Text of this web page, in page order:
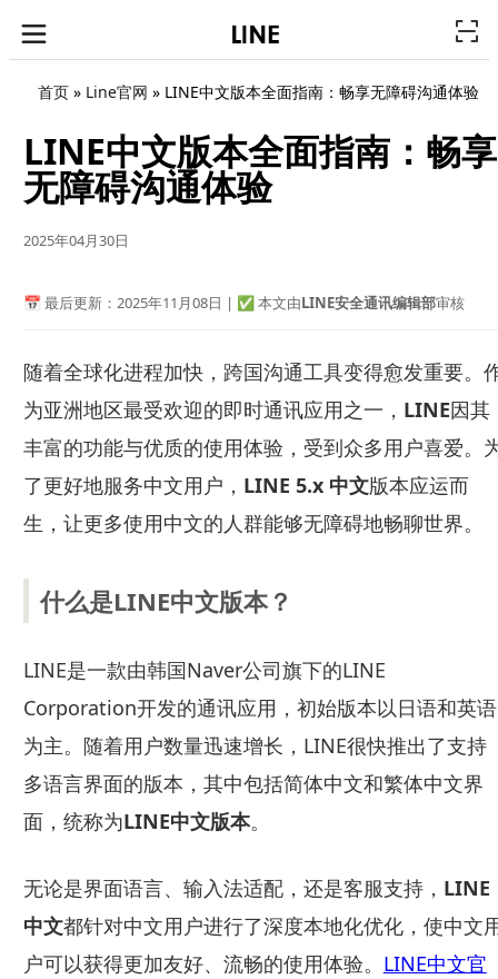
首页» Line官网 » LINE中文版本全面指南：畅享无障碍沟通体验
LINE中文版本全面指南：畅享
无障碍沟通体验
2025年04月30日
📅 最后更新：2025年11月08日 | ✅ 本文由LINE安全通讯编辑部审核
随着全球化进程加快，跨国沟通工具变得愈发重要。
为亚洲地区最受欢迎的即时通讯应用之一， LINE因其
丰富的功能与优质的使用体验，受到众多用户喜爱。
了更好地服务中文用户， LINE 5.x 中文版本应运而
生，让更多使用中文的人群能够无障碍地畅聊世界。
什么是LINE中文版本？
LINE是一款由韩国Naver公司旗下的LINE
Corporation开发的通讯应用，初始版本以日语和英语
为主。随着用户数量迅速增长，LINE很快推出了支持
多语言界面的版本，其中包括简体中文和繁体中文界
面，统称为LINE中文版本。
无论是界面语言、输入法适配，还是客服支持， LINE
中文都针对中文用户进行了深度本地化优化，使中文
户可以获得更加友好、流畅的使用体验。 LINE中文官